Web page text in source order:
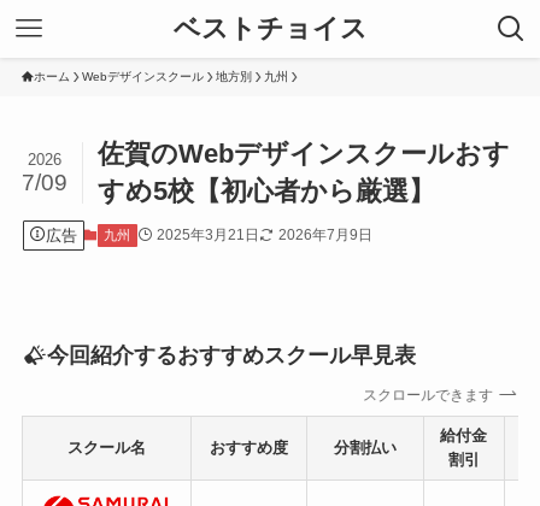
ベストチョイス
ホーム Webデザインスクール 地方別 九州
佐賀のWebデザインスクールおす
すめ5校【初心者から厳選】
2026
7/09
広告 九州 2025年3月21日 2026年7月9日
今回紹介するおすすめスクール早見表
スクロールできます
スクール名 おすすめ度 分割払い
給付金
割引